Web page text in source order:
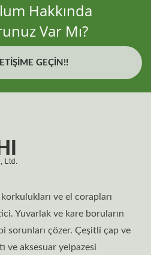
Hakkında
Var Mı?
GEÇIN!!
ve el corapları
Yuvarlak ve kare boruların
sorunları çözer. Çeşitli çap ve
ve aksesuar yelpazesi